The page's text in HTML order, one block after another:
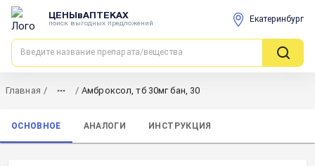
ЦЕНЫвАПТЕКАХ
поиск выгодных предложений Екатеринбург
Главная / / Амброксол, тб 30мг бан, 30
ОСНОВНОЕ АНАЛОГИ ИНСТРУКЦИЯ